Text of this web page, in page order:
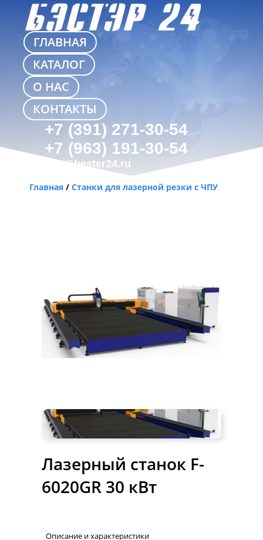
ГЛАВНАЯ
КАТАЛОГ
О НАС
КОНТАКТЫ
+7 (391) 271-30-54
+7 (963) 191-30-54
info@bester24.ru
Главная /Станки для лазерной резки с ЧПУ
Лазерный станок F-
6020GR 30 кВт
Описание и характеристики